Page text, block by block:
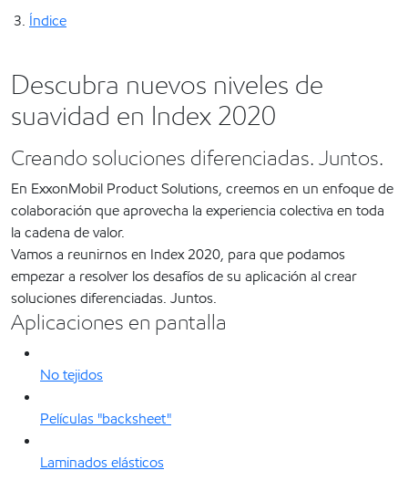
Índice
Descubra nuevos niveles de
suavidad en Index 2020
Creando soluciones diferenciadas. Juntos.
En ExxonMobil Product Solutions, creemos en un enfoque de
colaboración que aprovecha la experiencia colectiva en toda
la cadena de valor.
Vamos a reunirnos en Index 2020, para que podamos
empezar a resolver los desafíos de su aplicación al crear
soluciones diferenciadas. Juntos.
Aplicaciones en pantalla
No tejidos
Películas "backsheet"
Laminados elásticos